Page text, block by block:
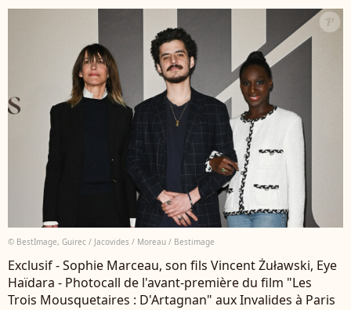
© BestImage, Guirec / Jacovides / Moreau / Bestimage
Exclusif - Sophie Marceau, son fils Vincent Żuławski, Eye
Haïdara - Photocall de l'avant-première du film "Les
Trois Mousquetaires : D'Artagnan" aux Invalides à Paris